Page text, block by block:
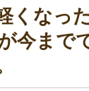
くなっ
今まで